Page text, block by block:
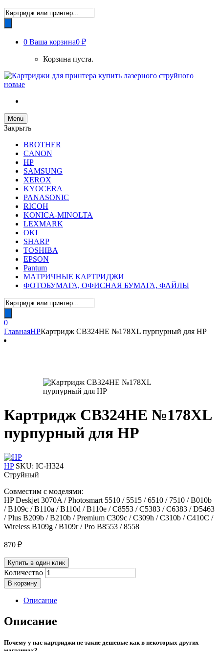
Поиск
товаров
0 Ваша корзина0 ₽
Корзина пуста.
Menu
Закрыть
BROTHER
CANON
HP
SAMSUNG
XEROX
KYOCERA
PANASONIC
RICOH
KONICA-MINOLTA
LEXMARK
OKI
SHARP
TOSHIBA
EPSON
Pantum
МАТРИЧНЫЕ КАРТРИДЖИ
ФОТОБУМАГА, ОФИСНАЯ БУМАГА, ФАЙЛЫ
Поиск
товаров
0
ГлавнаяHPКартридж CB324HE №178XL пурпурный для HP
Картридж CB324HE №178XL
пурпурный для HP
HP SKU: IC-H324
Струйный
Совместим с моделями:
HP Deskjet 3070A / Photosmart 5510 / 5515 / 6510 / 7510 / B010b
/ B109c / B110a / B110d / B110e / C8553 / C5383 / C6383 / D5463
/ Plus B209b / B210b / Premium C309c / C309h / C310b / C410C /
Wireless B109g / B109r / Pro B8553 / 8558
870 ₽
Купить в один клик
Количество
В корзину
Описание
Описание
Почему у нас картриджи не такие дешевые как в некоторых других